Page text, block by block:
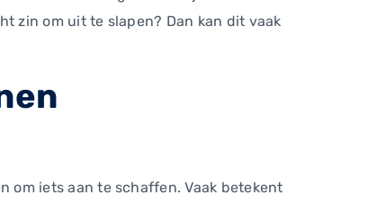
zin om uit te slapen? Dan kan dit vaak
om iets aan te schaffen. Vaak betekent